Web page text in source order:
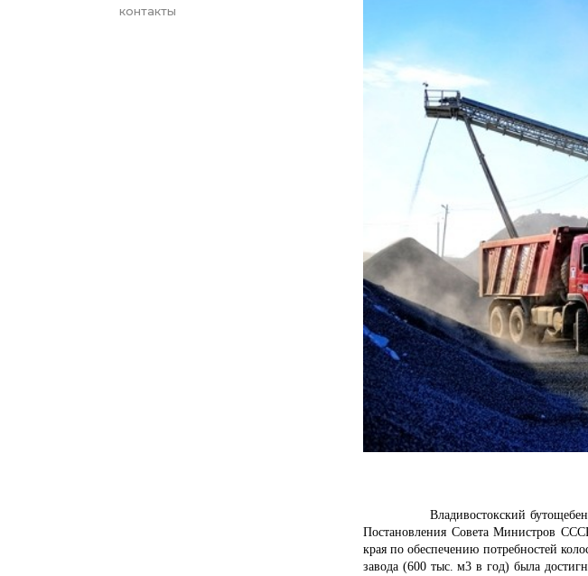
контакты
Владивостокский
Постановления Совета Министров
края по обеспечению потребностей
завода (600 тыс. м3 в год) была